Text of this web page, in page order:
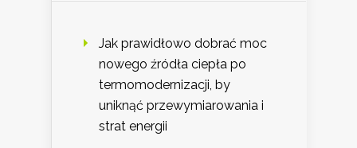
Jak prawidłowo dobrać moc
nowego źródła ciepła po
termomodernizacji, by
uniknąć przewymiarowania i
strat energii